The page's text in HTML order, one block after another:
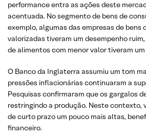
performance entra as ações deste
acentuada. No segmento de bens de
exemplo, algumas das empresas de bens
valorizadas tiveram um desempenho
de alimentos com menor valor tiveram
O Banco da Inglaterra assumiu um tom
pressões inflacionárias continuaram a
Pesquisas confirmaram que os gargalos
restringindo a produção. Neste contexto,
de curto prazo um pouco mais altas,
financeiro.